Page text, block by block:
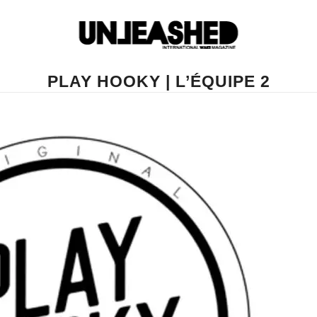
PLAY HOOKY | L’ÉQUIPE 2